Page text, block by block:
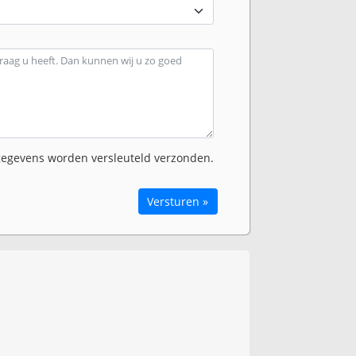
worden versleuteld verzonden.
Versturen »